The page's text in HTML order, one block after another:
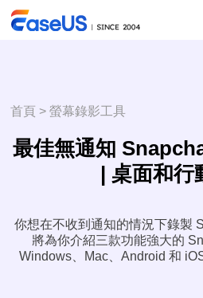
首頁 >螢幕錄影工具
最佳無通知
| 桌面和行
你想在不收到通知的情況下錄製
將為你介紹三款功能強大的
Windows、Mac、Android 和